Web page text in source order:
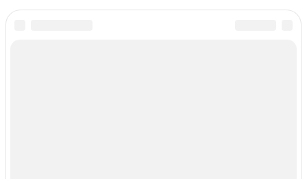
In this article: